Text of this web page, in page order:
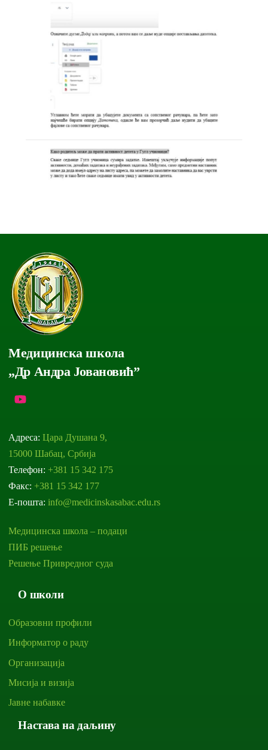
Медицинска школа
„Др Андра Јовановић”
Адреса:Цара Душана 9,
15000 Шабац, Србија
Телефон: +381 15 342 175
Факс: +381 15 342 177
Е-пошта:info@medicinskasabac.edu.rs
Медицинска школа – подаци
ПИБ решење
Решење Привредног суда
О школи
Образовни профили
Информатор о раду
Организација
Мисија и визија
Јавне набавке
Настава на даљину